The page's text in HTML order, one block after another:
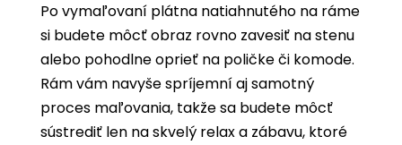
Po vymaľovaní plátna natiahnutého na ráme
si budete môcť obraz rovno zavesiť na stenu
alebo pohodlne oprieť na poličke či komode.
Rám vám navyše spríjemní aj samotný
proces maľovania, takže sa budete môcť
sústrediť len na skvelý relax a zábavu, ktoré